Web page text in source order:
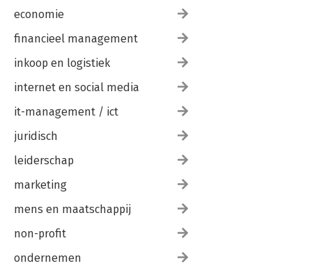
economie
financieel management
inkoop en logistiek
internet en social media
it-management / ict
juridisch
leiderschap
marketing
mens en maatschappij
non-profit
ondernemen